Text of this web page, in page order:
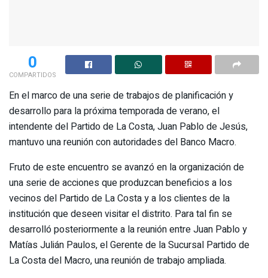
0
COMPARTIDOS
En el marco de una serie de trabajos de planificación y
desarrollo para la próxima temporada de verano, el
intendente del Partido de La Costa, Juan Pablo de Jesús,
mantuvo una reunión con autoridades del Banco Macro.
Fruto de este encuentro se avanzó en la organización de
una serie de acciones que produzcan beneficios a los
vecinos del Partido de La Costa y a los clientes de la
institución que deseen visitar el distrito. Para tal fin se
desarrolló posteriormente a la reunión entre Juan Pablo y
Matías Julián Paulos, el Gerente de la Sucursal Partido de
La Costa del Macro, una reunión de trabajo ampliada.